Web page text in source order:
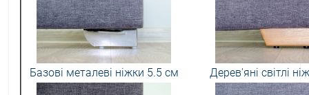
Базові металеві ніжки 5.5 см Дерев'яні світлі